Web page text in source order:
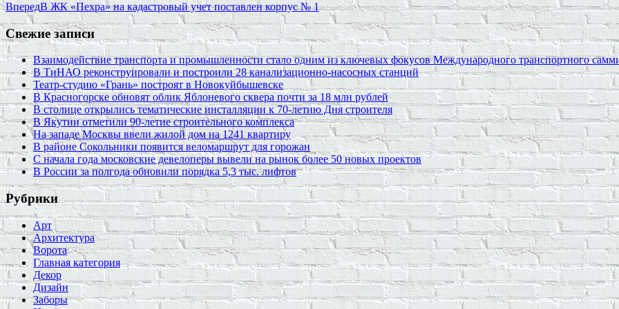
ВпередВ ЖК «Пехра» на кадастровый учет поставлен корпус № 1
Свежие записи
Взаимодействие транспорта и промышленности стало одним из ключевых фокусов Международного транспортного
В ТиНАО реконструировали и построили 28 канализационно-насосных станций
Театр-студию «Грань» построят в Новокуйбышевске
В Красногорске обновят облик Яблоневого сквера почти за 18 млн рублей
В столице открылись тематические инсталляции к 70-летию Дня строителя
В Якутии отметили 90-летие строительного комплекса
На западе Москвы ввели жилой дом на 1241 квартиру
В районе Сокольники появится веломаршрут для горожан
С начала года московские девелоперы вывели на рынок более 50 новых проектов
В России за полгода обновили порядка 5,3 тыс. лифтов
Рубрики
Арт
Архитектура
Ворота
Главная категория
Декор
Дизайн
Заборы